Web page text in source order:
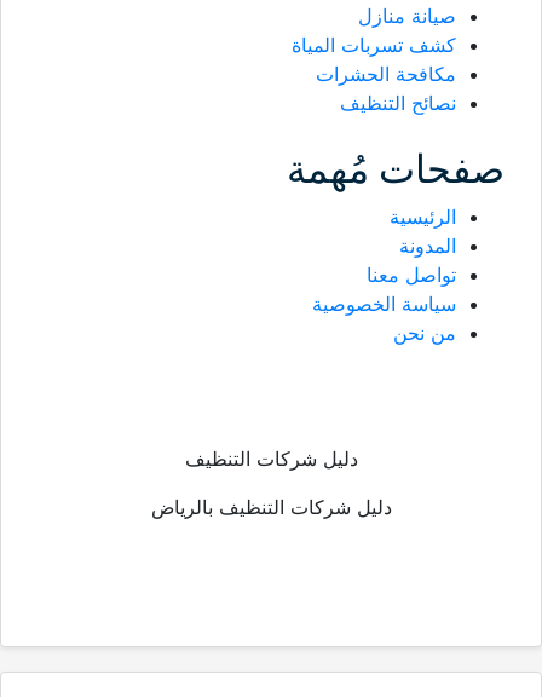
صيانة منازل
كشف تسربات المياة
مكافحة الحشرات
نصائح التنظيف
صفحات مُهمة
الرئيسية
المدونة
تواصل معنا
سياسة الخصوصية
من نحن
دليل شركات التنظيف
دليل شركات التنظيف بالرياض